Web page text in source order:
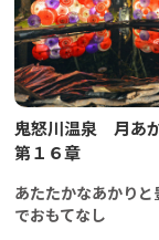
鬼怒川温泉 月あ
第１６章
あたたかなあかり
でおもてなし